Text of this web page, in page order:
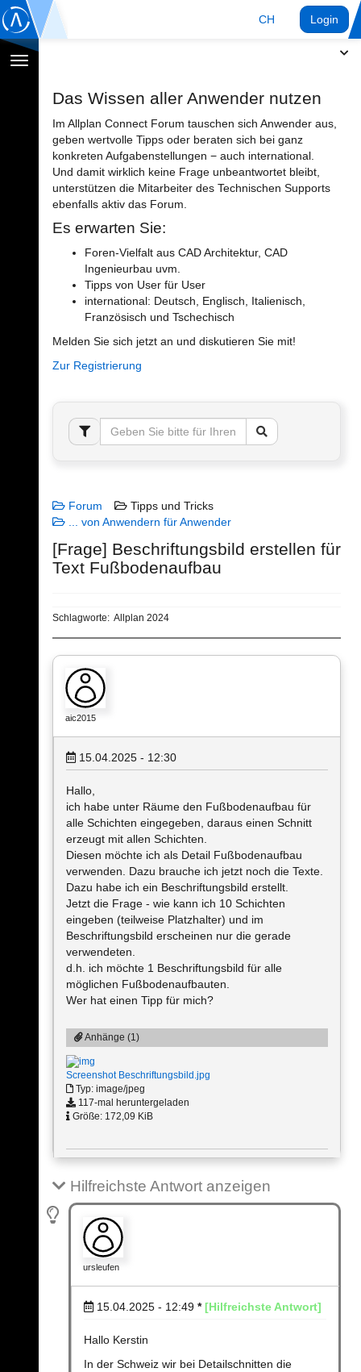
CH Login
Navigation
Das Wissen aller Anwender nutzen
Im Allplan Connect Forum tauschen sich Anwender aus,
geben wertvolle Tipps oder beraten sich bei ganz
konkreten Aufgabenstellungen − auch international.
Und damit wirklich keine Frage unbeantwortet bleibt,
unterstützen die Mitarbeiter des Technischen Supports
ebenfalls aktiv das Forum.
Es erwarten Sie:
Foren-Vielfalt aus CAD Architektur, CAD
Ingenieurbau uvm.
Tipps von User für User
international: Deutsch, Englisch, Italienisch,
Französisch und Tschechisch
Melden Sie sich jetzt an und diskutieren Sie mit!
Zur Registrierung
Forum
Tipps und Tricks
... von Anwendern für Anwender
[Frage] Beschriftungsbild erstellen für
Text Fußbodenaufbau
Schlagworte: Allplan 2024
aic2015
15.04.2025 - 12:30
Hallo,
ich habe unter Räume den Fußbodenaufbau für
alle Schichten eingegeben, daraus einen Schnitt
erzeugt mit allen Schichten.
Diesen möchte ich als Detail Fußbodenaufbau
verwenden. Dazu brauche ich jetzt noch die Texte.
Dazu habe ich ein Beschriftungsbild erstellt.
Jetzt die Frage - wie kann ich 10 Schichten
eingeben (teilweise Platzhalter) und im
Beschriftungsbild erscheinen nur die gerade
verwendeten.
d.h. ich möchte 1 Beschriftungsbild für alle
möglichen Fußbodenaufbauten.
Wer hat einen Tipp für mich?
Anhänge (1)
Screenshot Beschriftungsbild.jpg
Typ: image/jpeg
117-mal heruntergeladen
Größe: 172,09 KiB
Hilfreichste Antwort anzeigen
ursleufen
15.04.2025 - 12:49 * [Hilfreichste Antwort]
Hallo Kerstin
In der Schweiz wir bei Detailschnitten die